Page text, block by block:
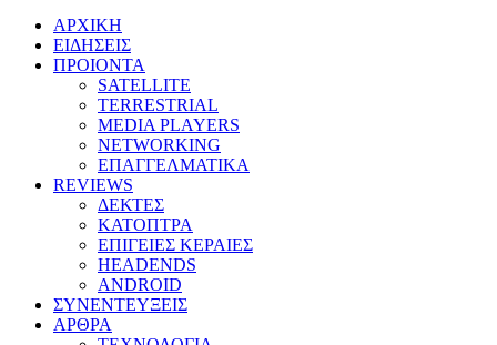
ΑΡΧΙΚΗ
ΕΙΔΗΣΕΙΣ
ΠΡΟΙΟΝΤΑ
SATELLITE
TERRESTRIAL
MEDIA PLAYERS
NETWORKING
ΕΠΑΓΓΕΛΜΑΤΙΚΑ
REVIEWS
ΔΕΚΤΕΣ
ΚΑΤΟΠΤΡΑ
ΕΠΙΓΕΙΕΣ ΚΕΡΑΙΕΣ
HEADENDS
ANDROID
ΣΥΝΕΝΤΕΥΞΕΙΣ
ΑΡΘΡΑ